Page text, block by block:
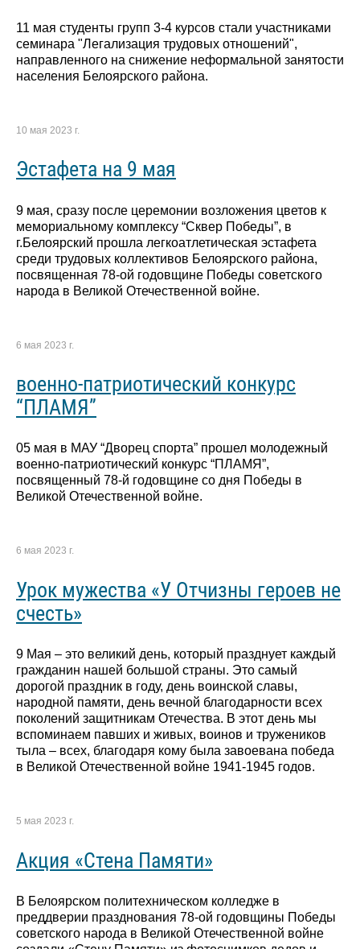
11 мая студенты групп 3-4 курсов стали участниками
семинара "Легализация трудовых отношений",
направленного на снижение неформальной занятости
населения Белоярского района.
10 мая 2023 г.
Эстафета на 9 мая
9 мая, сразу после церемонии возложения цветов к
мемориальному комплексу “Сквер Победы”, в
г.Белоярский прошла легкоатлетическая эстафета
среди трудовых коллективов Белоярского района,
посвященная 78-ой годовщине Победы советского
народа в Великой Отечественной войне.
6 мая 2023 г.
военно-патриотический конкурс
“ПЛАМЯ”
05 мая в МАУ “Дворец спорта” прошел молодежный
военно-патриотический конкурс “ПЛАМЯ”,
посвященный 78-й годовщине со дня Победы в
Великой Отечественной войне.
6 мая 2023 г.
Урок мужества «У Отчизны героев не
счесть»
9 Мая – это великий день, который празднует каждый
гражданин нашей большой страны. Это самый
дорогой праздник в году, день воинской славы,
народной памяти, день вечной благодарности всех
поколений защитникам Отечества. В этот день мы
вспоминаем павших и живых, воинов и тружеников
тыла – всех, благодаря кому была завоевана победа
в Великой Отечественной войне 1941-1945 годов.
5 мая 2023 г.
Акция «Стена Памяти»
В Белоярском политехническом колледже в
преддверии празднования 78-ой годовщины Победы
советского народа в Великой Отечественной войне